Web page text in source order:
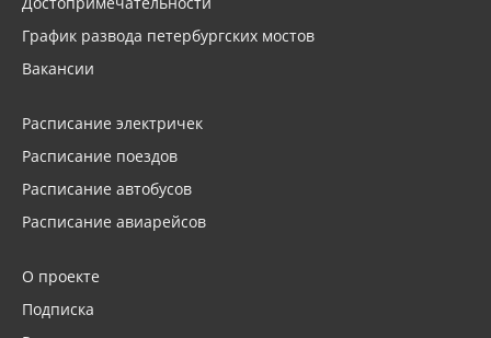
График развода петербургских мостов
Вакансии
Расписание электричек
Расписание поездов
Расписание автобусов
Расписание авиарейсов
О проекте
Подписка